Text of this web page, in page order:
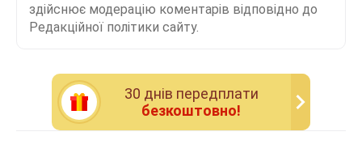
здійснює модерацію коментарів відповідно до
Редакційної політики сайту.
30 днiв передплати
безкоштовно!